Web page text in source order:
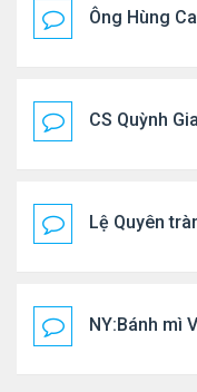
Ông Hùng
CS Quỳnh
Lệ Quyên
NY:Bánh mì